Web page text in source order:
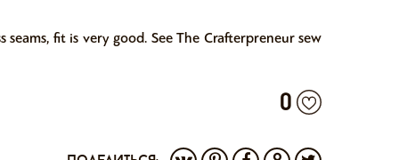
fit is very good. See The Crafterpreneur sew
0